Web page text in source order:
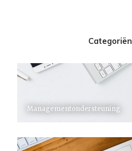
Categoriën
Managementondersteuning